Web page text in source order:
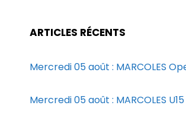
ARTICLES RÉCENTS
Mercredi 05 août : MARCOLES
Mercredi 05 août : MARCOLES U15